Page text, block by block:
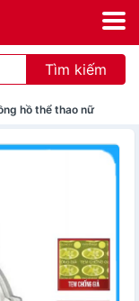
Tìm kiếm
hồ thể thao nữ